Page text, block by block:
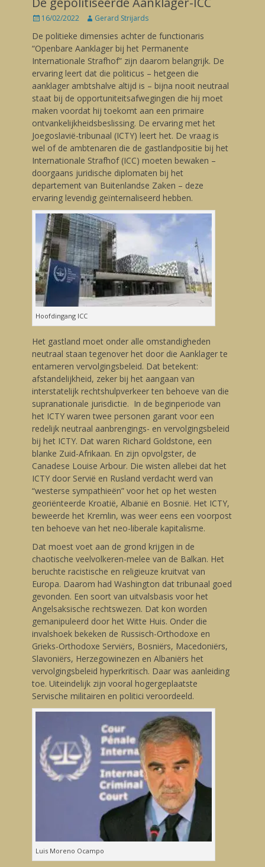
Posted
16/02/2022 Author
Gerard Strijards
De politieke dimensies achter de functionaris
“Openbare Aanklager bij het Permanente
Internationale Strafhof” zijn daarom belangrijk. De
ervaring leert dat die politicus – hetgeen die
aanklager ambtshalve altijd is – bijna nooit neutraal
staat bij de opportuniteitsafwegingen die hij moet
maken voordat hij toekomt aan een primaire
ontvankelijkheidsbeslissing. De ervaring met het
Joegoslavië-tribunaal (ICTY) leert het. De vraag is
wel of de ambtenaren die de gastlandpositie bij het
Internationale Strafhof (ICC) moeten bewaken –
doorgaans juridische diplomaten bij het
departement van Buitenlandse Zaken – deze
ervaring levendig geïnternaliseerd hebben.
Hoofdingang ICC
Het gastland moet onder alle omstandigheden
neutraal staan tegenover het door die Aanklager te
entameren vervolgingsbeleid. Dat betekent:
afstandelijkheid, zeker bij het aangaan van
interstatelijk rechtshulpverkeer ten behoeve van die
supranationale jurisdictie. In de beginperiode van
het ICTY waren twee personen garant voor een
redelijk neutraal aanbrengings- en vervolgingsbeleid
bij het ICTY. Dat waren Richard Goldstone, een
blanke Zuid-Afrikaan. En zijn opvolgster, de
Canadese Louise Arbour. Die wisten allebei dat het
ICTY door Servië en Rusland verdacht werd van
“westerse sympathieën” voor het op het westen
georiënteerde Kroatië, Albanië en Bosnië. Het ICTY,
beweerde het Kremlin, was weer eens een voorpost
ten behoeve van het neo-liberale kapitalisme.
Dat moest voet aan de grond krijgen in de
chaotische veelvolkeren-melee van de Balkan. Het
beruchte racistische en religieuze kruitvat van
Europa. Daarom had Washington dat tribunaal goed
gevonden. Een soort van uitvalsbasis voor het
Angelsaksische rechtswezen. Dat kon worden
gemanipuleerd door het Witte Huis. Onder die
invalshoek bekeken de Russisch-Orthodoxe en
Grieks-Orthodoxe Serviërs, Bosniërs, Macedoniërs,
Slavoniërs, Herzegowinezen en Albaniërs het
vervolgingsbeleid hyperkritisch. Daar was aanleiding
toe. Uiteindelijk zijn vooral hogergeplaatste
Servische militairen en politici veroordeeld.
Luis Moreno Ocampo